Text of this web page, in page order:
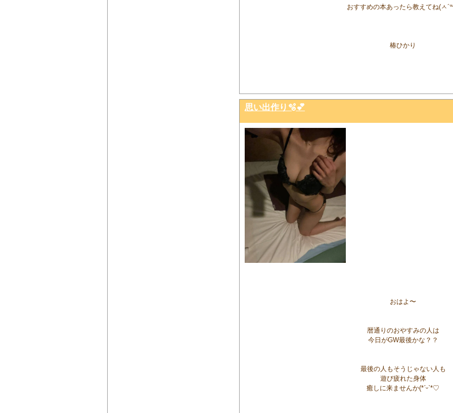
おすすめの本あったら教えてね(ㅅ
椿ひかり
思い出作り🫧💕
おはよ〜
暦通りのおやすみの人は
今日がGW最後かな？？
最後の人もそうじゃない人も
遊び疲れた身体
癒しに来ませんか(*ˊᵕˋ*♡